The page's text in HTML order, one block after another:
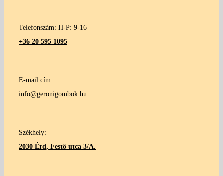
Telefonszám: H-P: 9-16
+36 20 595 1095
E-mail cím:
info@geronigombok.hu
Székhely:
2030 Érd, Festő utca 3/A.